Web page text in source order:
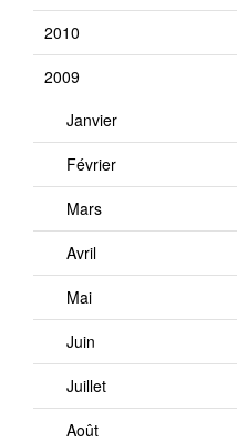
2010
2009
Janvier
Février
Mars
Avril
Mai
Juin
Juillet
Août